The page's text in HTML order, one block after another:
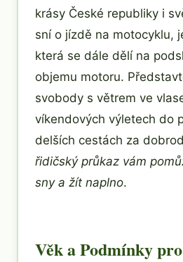
krásy České republiky i
sní o jízdě na motocyklu,
která se dále dělí na
objemu motoru.
svobody s větrem ve
víkendových výletech do
delších cestách za
řidičský průkaz vám
sny a žít naplno.
Věk a Podmínky